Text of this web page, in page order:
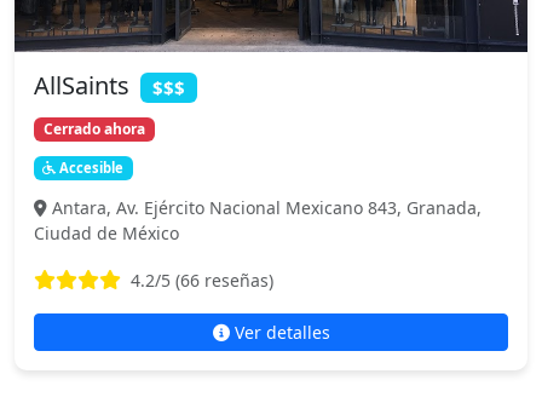
AllSaints $$$
Cerrado ahora
Accesible
Antara, Av. Ejército Nacional Mexicano 843, Granada,
Ciudad de México
4.2/5 (66 reseñas)
Ver detalles